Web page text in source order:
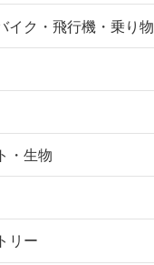
イク・飛行機・乗り物
・生物
リー